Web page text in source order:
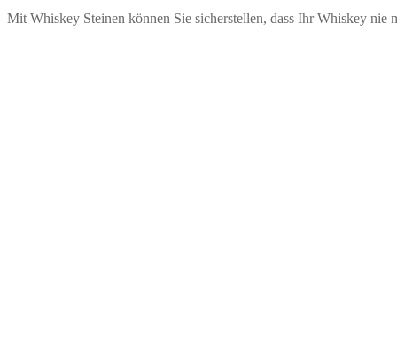
Mit Whiskey Steinen können Sie sicherstellen, dass Ihr Whiskey